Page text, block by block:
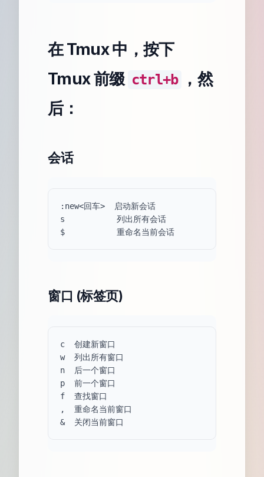
在 Tmux 中，按下
Tmux 前缀 ctrl+b
，然
后：
会话
:new<回车>  启动新会话
s           列出所有会话
窗口 (标签页)
c  创建新窗口
w  列出所有窗口
n  后一个窗口
p  前一个窗口
f  查找窗口
,  重命名当前窗口